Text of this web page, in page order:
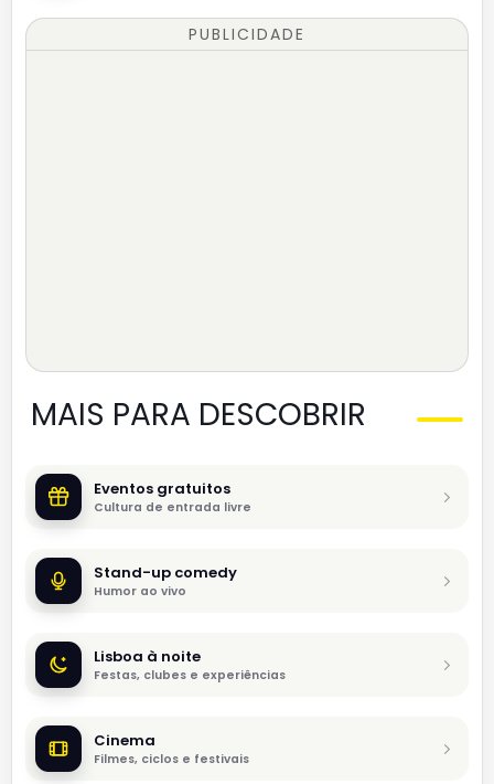
PUBLICIDADE
MAIS PARA DESCOBRIR
Eventos gratuitos
Cultura de entrada livre
Stand-up comedy
Humor ao vivo
Lisboa à noite
Festas, clubes e experiências
Cinema
Filmes, ciclos e festivais